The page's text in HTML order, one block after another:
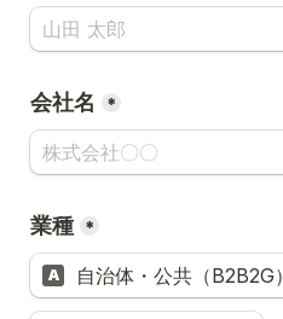
会社名 *
業種 *
A 自治体・公共（B2B2G）